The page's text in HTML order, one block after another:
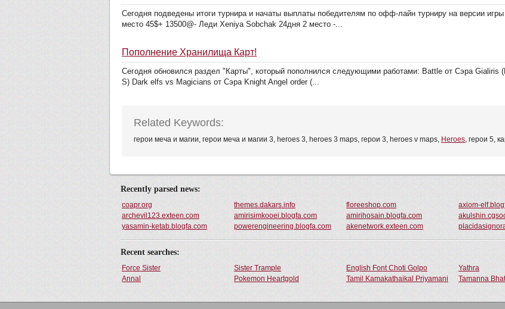
Сегодня подведены итоги турнира и начаты выплаты победителям по офф-лайн турниру на версии
место 45$+ 13500@- Леди Xeniya Sobchak 24дня 2 место -...
Пополнение Хранилища Карт!
Сегодня обновился раздел "Карты", который пополнился следующими работами: Battle от Сэра Gialiris
S) Dark elfs vs Magicians от Сэра Knight Angel order (...
Related Keywords:
герои меча и магии, герои меча и магии 3, heroes 3, heroes 3 maps, герои 3, heroes v maps, Heroes, герои 5,
Recently parsed news:
coapr.org themes.dakars.info floreeshop.com axiom-
archevil123.exteen.com
amirisimkooei.blogfa.com amirihosain.blogfa.com
yasamin-ketab.blogfa.com
powerengineering.blogfa.com akenetwork.exteen.com
Recent searches:
Force Sister Sister Trample English Font Choti Golpo Yathra
Annal
Pokemon Heartgold Tamil Kamakathaikal Priyamani Tamanna